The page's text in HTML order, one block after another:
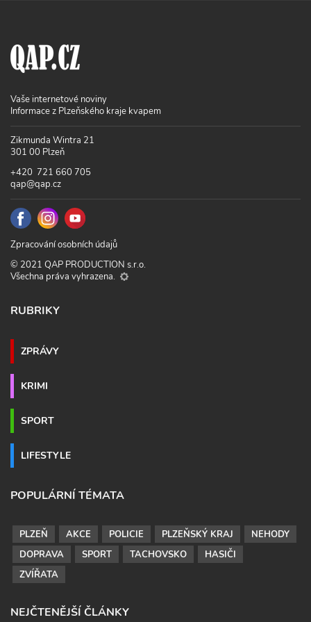
Vaše internetové noviny
Informace z Plzeňského kraje kvapem
Zikmunda Wintra 21
301 00 Plzeň
+420 721 660 705
qap@qap.cz
Zpracování osobních údajů
© 2021 QAP PRODUCTION s.r.o.
Všechna práva vyhrazena.
RUBRIKY
ZPRÁVY
KRIMI
SPORT
LIFESTYLE
POPULÁRNÍ TÉMATA
PLZEŇ AKCE POLICIE PLZEŇSKÝ KRAJ
NEHODY
DOPRAVA
SPORT TACHOVSKO
HASIČI
ZVÍŘATA
NEJČTENĚJŠÍ ČLÁNKY